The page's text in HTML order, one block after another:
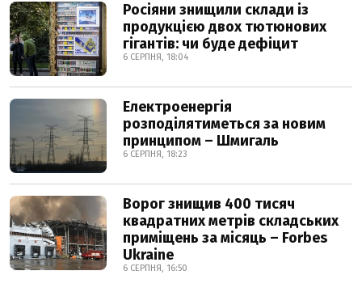
Росіяни знищили склади із
продукцією двох тютюнових
гігантів: чи буде дефіцит
6 СЕРПНЯ, 18:04
Електроенергія
розподілятиметься за новим
принципом – Шмигаль
6 СЕРПНЯ, 18:23
Ворог знищив 400 тисяч
квадратних метрів складських
приміщень за місяць – Forbes
Ukraine
6 СЕРПНЯ, 16:50